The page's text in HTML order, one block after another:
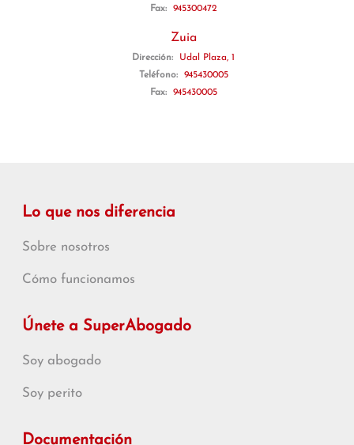
Fax:
945300472
Zuia
Dirección:
Udal Plaza, 1
Teléfono:
945430005
Fax:
945430005
Lo que nos diferencia
Sobre nosotros
Cómo funcionamos
Únete a SuperAbogado
Soy abogado
Soy perito
Documentación